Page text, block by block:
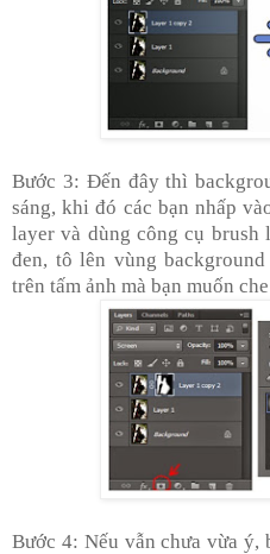
Bước 3: Đến đây thì
sáng, khi đó các bạn nhấp
layer và dùng công cụ brush
đen, tô lên vùng
trên tấm ảnh mà bạn muốn
Bước 4: Nếu vẫn chưa vừa ý,